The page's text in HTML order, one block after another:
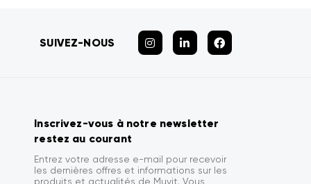
SUIVEZ-NOUS
Inscrivez-vous à notre newsletter
restez au courant
Entrez votre adresse e-mail pour recevoir
les dernières offres et informations sur les
produits et actualités de Muvit. Vous